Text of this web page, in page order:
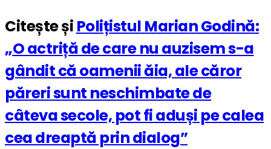
Citește și Polițistul Marian Godină:
„O actriță de care nu auzisem s-a
gândit că oamenii ăia, ale căror
păreri sunt neschimbate de
câteva secole, pot fi aduși pe calea
cea dreaptă prin dialog”